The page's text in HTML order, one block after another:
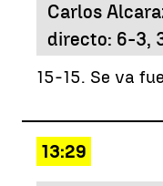
Carlos
directo: 6-3,
15-15. Se va
13:29